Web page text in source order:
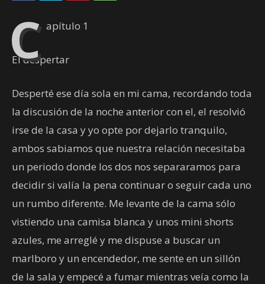
C apítulo 1
El despertar
Desperté ese día sola en mi cama, recordando toda
la discusión de la noche anterior con el, el resolvió
irse de la casa y yo opte por dejarlo tranquilo,
ambos sabiamos que nuestra relación necesitaba
un periodo donde los dos nos separaramos para
decidir si valía la pena continuar o seguir cada uno
un rumbo diferente. Me levante de la cama sólo
vistiendo una camisa blanca y unos mini shorts
azules, me arreglé y me dispuse a buscar un
marlboro y un encendedor, me sente en un sillón
de la sala y empecé a fumar mientras veía como la